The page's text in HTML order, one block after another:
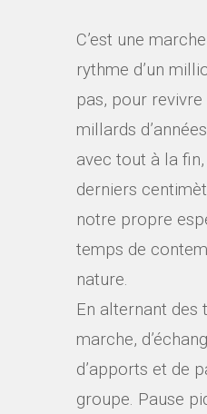
C’est une
rythme d’un
pas, pour revivre
millards
avec tout à la
derniers
notre propre
temps de
nature.
En alternant des
marche,
d’apports et de
groupe. Pause